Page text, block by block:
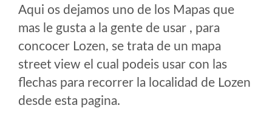
Aqui os dejamos uno de los Mapas que
mas le gusta a la gente de usar , para
concocer Lozen, se trata de un mapa
street view el cual podeis usar con las
flechas para recorrer la localidad de Lozen
desde esta pagina.